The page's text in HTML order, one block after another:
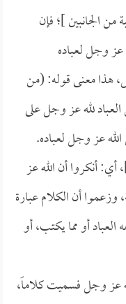
من الجانبين ]؛ فإن
عز وجل لعباده
هذا معنى قوله: (من
لله عز وجل على
عز وجل لعباده.
أنكروا أن الله عز
وزعموا أن الكلام عبارة
أو مما يكتب، أو
عز وجل فسميت كلاماً،